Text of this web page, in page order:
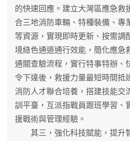
的快速回應。建立大灣區應急救
合三地消防車輛、特種裝備、專
等資源，實現即時更新、按需調
境綠色通道通行效能，簡化應急
通關查驗流程，實行特事特辦、
令下達後，救援力量最短時間抵
消防人才聯合培養，搭建技能交
訓平臺，互派指戰員跟班學習、
援戰術與管理經驗。
其三，強化科技賦能，提升